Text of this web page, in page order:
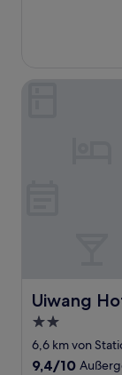
Uiwang
Uiwang
2.0-
Sterne-
Unterkunft
6,6 km von
9.4
9,4/10